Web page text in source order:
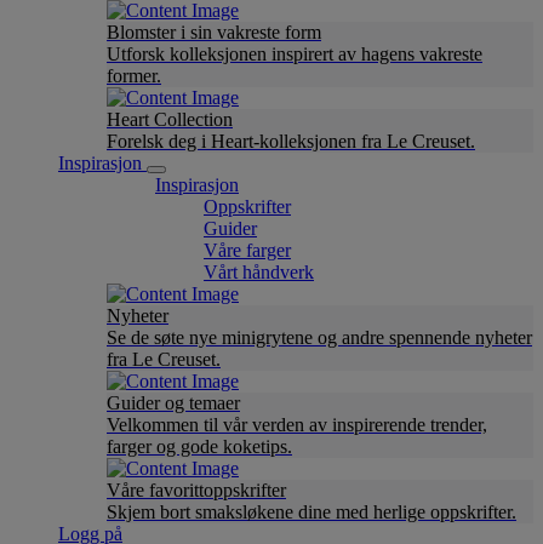
Blomster i sin vakreste form
Utforsk kolleksjonen inspirert av hagens vakreste
former.
Heart Collection
Forelsk deg i Heart-kolleksjonen fra Le Creuset.
Inspirasjon
Inspirasjon
Oppskrifter
Guider
Våre farger
Vårt håndverk
Nyheter
Se de søte nye minigrytene og andre spennende nyheter
fra Le Creuset.
Guider og temaer
Velkommen til vår verden av inspirerende trender,
farger og gode koketips.
Våre favorittoppskrifter
Skjem bort smaksløkene dine med herlige oppskrifter.
Logg på